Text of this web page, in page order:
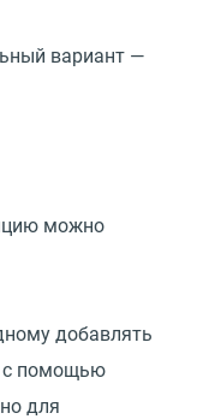
вариант —
можно
добавлять
с помощью
для